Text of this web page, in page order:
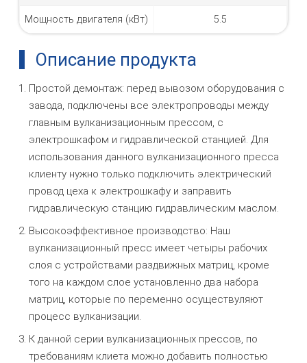
Мощность двигателя (кВт) 5.5
Описание продукта
Простой демонтаж: перед вывозом оборудования с
завода, подключены все электропроводы между
главным вулканизационным прессом, с
электрошкафом и гидравлической станцией. Для
использования данного вулканизационного пресса
клиенту нужно только подключить электрический
провод цеха к электрошкафу и заправить
гидравлическую станцию гидравлическим маслом.
Высокоэффективное производство: Наш
вулканизационный пресс имеет четыры рабочих
слоя с устройствами раздвижных матриц, кроме
того на каждом слое установленно два набора
матриц, которые по переменно осуществуляют
процесс вулканизации.
К данной серии вулканизационных прессов, по
требованиям клиета можно добавить полностью